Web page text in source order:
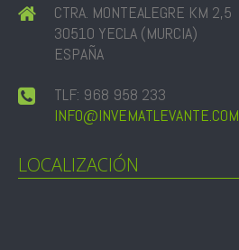
CTRA. MONTEALEGRE KM 2,5
30510 YECLA (MURCIA)
ESPAÑA
TLF: 968 958 233
INFO@INVEMATLEVANTE.COM
LOCALIZACIÓN